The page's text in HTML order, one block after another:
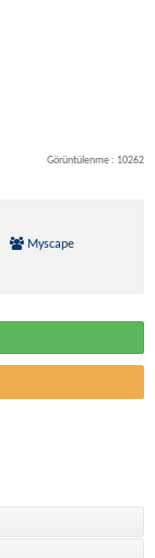
Görüntülenme : 10262
Myscape